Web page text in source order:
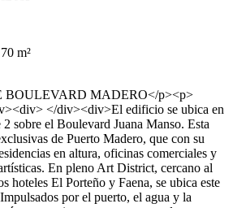
m²
BOULEVARD MADERO</p><p>
</div><div>El edificio se ubica en
sobre el Boulevard Juana Manso. Esta
de Puerto Madero, que con su
en altura, oficinas comerciales y
En pleno Art District, cercano al
hoteles El Porteño y Faena, se ubica este
por el puerto, el agua y la